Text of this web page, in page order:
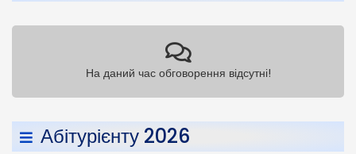
На даний час обговорення відсутні!
Абітурієнту 2026